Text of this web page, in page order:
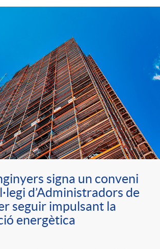
signa un conveni
d’Administradors de
seguir impulsant la
energètica